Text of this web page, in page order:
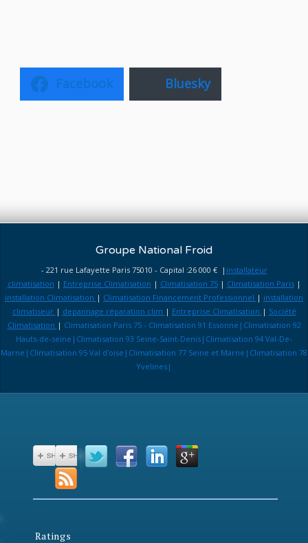
Facebook Bluesky
Groupe National Froid
- 221 rue Lafayette Paris 75010 - Capital :26 000 € | installateur
climatisation | Entreprise Climatisation | Climatisation 75| Climatisation Paris|
installation Climatisation | Climatisation Financement Professionnel | installation
climatiseur | depannage réparation clim | Entreprise Climatisation | Société
Climatisation | Climatisation Paris 75 - Climatisation 91 Essonne|Climatisation 92
Hauts-de-seine|Climatisation 93 Seine-Saint-Denis|Climatisation 94 Val-De-
Marne|Climatisation 95 Val d'oise|Climatisation 77 Seine et Marne|Climatisation 78
Yvelines|
Ratings